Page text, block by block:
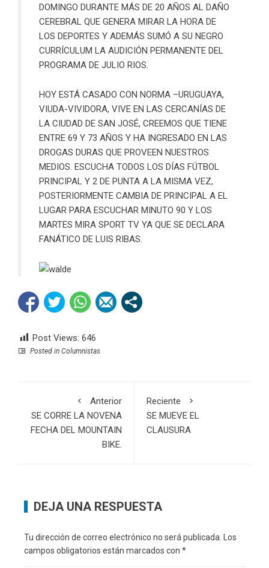
DOMINGO DURANTE MÁS DE 20 AÑOS AL DAÑO
CEREBRAL QUE GENERA MIRAR LA HORA DE
LOS DEPORTES Y ADEMÁS SUMÓ A SU NEGRO
CURRÍCULUM LA AUDICIÓN PERMANENTE DEL
PROGRAMA DE JULIO RIOS.
HOY ESTÁ CASADO CON NORMA –URUGUAYA,
VIUDA-VIVIDORA, VIVE EN LAS CERCANÍAS DE
LA CIUDAD DE SAN JOSÉ, CREEMOS QUE TIENE
ENTRE 69 Y 73 AÑOS Y HA INGRESADO EN LAS
DROGAS DURAS QUE PROVEEN NUESTROS
MEDIOS. ESCUCHA TODOS LOS DÍAS FÚTBOL
PRINCIPAL Y 2 DE PUNTA A LA MISMA VEZ,
POSTERIORMENTE CAMBIA DE PRINCIPAL A EL
LUGAR PARA ESCUCHAR MINUTO 90 Y LOS
MARTES MIRA SPORT TV YA QUE SE DECLARA
FANÁTICO DE LUIS RIBAS.
Post Views: 646
Posted in Columnistas
Anterior
SE CORRE LA NOVENA
FECHA DEL MOUNTAIN
BIKE.
Reciente
SE MUEVE EL
CLAUSURA
DEJA UNA RESPUESTA
Tu dirección de correo electrónico no será publicada. Los
campos obligatorios están marcados con *